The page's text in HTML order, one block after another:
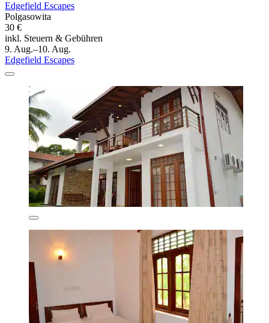
Edgefield Escapes
Polgasowita
30 €
inkl. Steuern & Gebühren
9. Aug.–10. Aug.
Edgefield Escapes